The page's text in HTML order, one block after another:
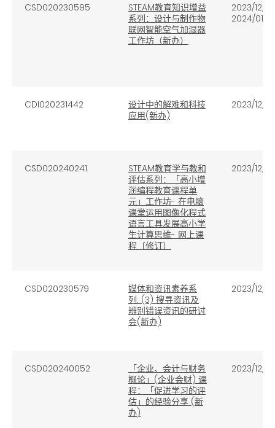
CSD020230595
STEAM教育知识增益
系列：设计与制作物
联网智能空气加湿器
工作坊（新办）
2023/12/19,
2024/01/
CDI020231442
设计中的解难和科技
应用(新办)
2023/12/
CSD020240241
STEAM教育学与教和
评估系列：「高小增
润编程教育课程单
元」工作坊- 在电脑
课堂运用图像化程式
语言工具发展高小学
生计算思维- 网上课
程〔修订〕
2023/12/7
CSD020230579
媒体和资讯素养系
列: (3) 搜寻资讯及
辨别错误资讯的研讨
会(新办)
2023/12/07
CSD020240052
「企业、会计与财务
概论」 (企业会财) 课
程：「促进学习的评
估」的经验分享 (新
办)
2023/12/01